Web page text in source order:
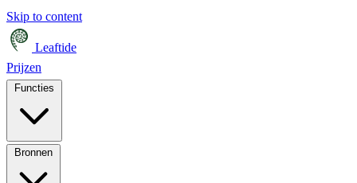
Skip to content
Leaftide
Prijzen